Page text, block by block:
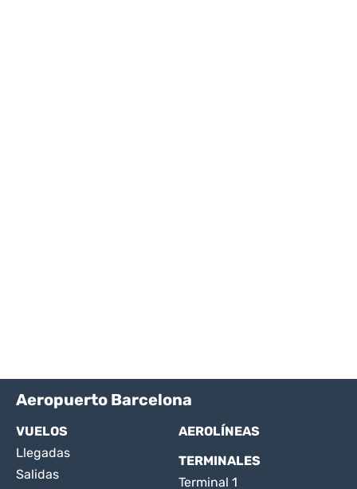
Aeropuerto Barcelona
VUELOS
Llegadas
Salidas
AEROLÍNEAS
TERMINALES
Terminal 1